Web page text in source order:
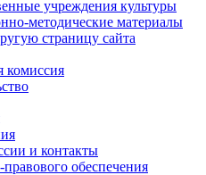
учреждения культуры
методические материалы
страницу сайта
комиссия
и контакты
обеспечения